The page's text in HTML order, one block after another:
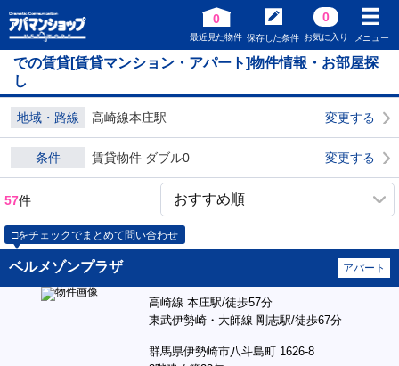
0
最近見た物件 保存した条件
0
お気に入り メニュー
での賃貸[賃貸マンション・アパート]物件情報・お部屋探
し
地域・路線 高崎線本庄駅 変更する
条件 賃貸物件 ダブル0 変更する
57件
□をチェックでまとめて問い合わせ
ベルメゾンプラザ アパート
高崎線 本庄駅/徒歩57分
東武伊勢崎・大師線 剛志駅/徒歩67分
群馬県伊勢崎市八斗島町 1626-8